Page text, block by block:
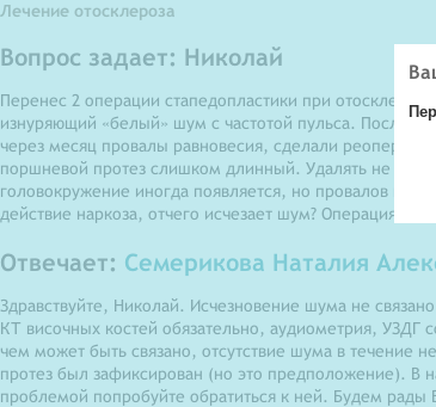
Лечение отосклероза
Вопрос задает: Николай
Перенес 2 операции стапедопластики при
изнуряющий «белый» шум с частотой пульса. После
через месяц провалы равновесия, сделали
поршневой протез слишком длинный. Удалять не
головокружение иногда появляется, но провалов
действие наркоза, отчего исчезает шум? Операция
Отвечает: Семерикова Наталия
Здравствуйте, Николай. Исчезновение шума не
КТ височных костей обязательно, аудиометрия, УЗДГ
чем может быть связано, отсутствие шума в течение
протез был зафиксирован (но это предположение). В
проблемой попробуйте обратиться к ней. Будем рады